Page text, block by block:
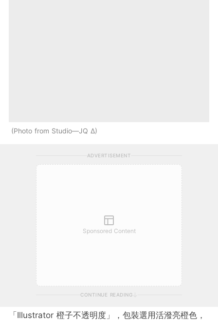
Photo from Studio—JQ ∆
ADVERTISEMENT
Sponsored Content
CONTINUE READING
「Illustrator 橙子不透明度」，包裝選用活潑亮橙色，